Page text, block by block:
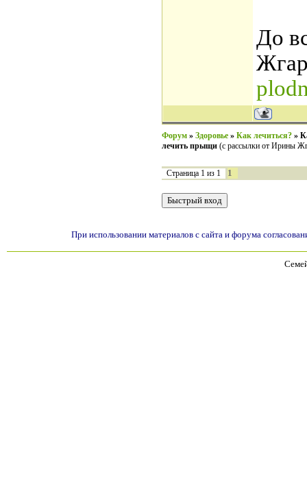
До
Форум » Здоровье » Как лечиться? »
лечить прыщи (с рассылки от Ирины
Страница 1 из 1 1
При использовании материалов с сайта и форума